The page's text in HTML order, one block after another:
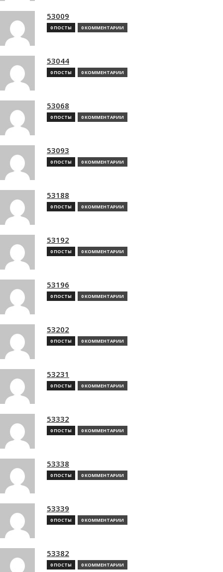
53009
0 ПОСТЫ 0 КОММЕНТАРИИ
53044
0 ПОСТЫ 0 КОММЕНТАРИИ
53068
0 ПОСТЫ 0 КОММЕНТАРИИ
53093
0 ПОСТЫ 0 КОММЕНТАРИИ
53188
0 ПОСТЫ 0 КОММЕНТАРИИ
53192
0 ПОСТЫ 0 КОММЕНТАРИИ
53196
0 ПОСТЫ 0 КОММЕНТАРИИ
53202
0 ПОСТЫ 0 КОММЕНТАРИИ
53231
0 ПОСТЫ 0 КОММЕНТАРИИ
53332
0 ПОСТЫ 0 КОММЕНТАРИИ
53338
0 ПОСТЫ 0 КОММЕНТАРИИ
53339
0 ПОСТЫ 0 КОММЕНТАРИИ
53382
0 ПОСТЫ 0 КОММЕНТАРИИ